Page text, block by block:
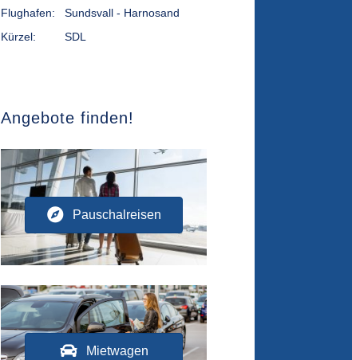
Flughafen:
Kürzel:
Sundsvall - Harnosand
SDL
Angebote finden!
Pauschalreisen
Mietwagen